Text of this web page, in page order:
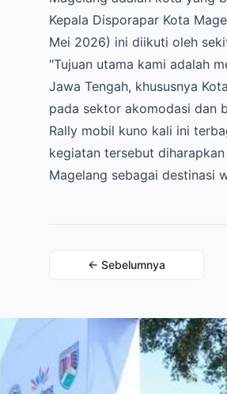
​Kepala Disporapar Kota
Mei 2026) ini diikuti oleh
​"Tujuan utama kami adalah
Jawa Tengah, khususnya
pada sektor akomodasi dan
​Rally mobil kuno kali ini
kegiatan tersebut
Magelang sebagai destinasi
← Sebelumnya